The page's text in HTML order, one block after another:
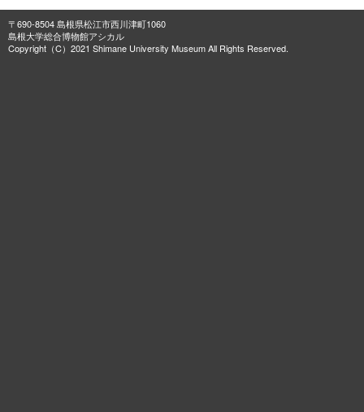
〒690-8504 島根県松江市西川津町1060
島根大学総合博物館アシカル
Copyright（C）2021 Shimane University Museum All Rights Reserved.